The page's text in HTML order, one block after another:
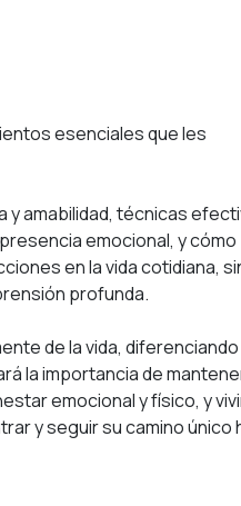
esenciales que les
y amabilidad, técnicas
emocional, y cómo
en la vida cotidiana,
profunda.
de la vida, diferenciando
la importancia de
emocional y físico, y
y seguir su camino único